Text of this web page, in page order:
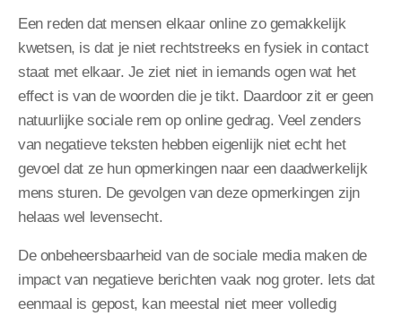
Een reden dat mensen elkaar online zo gemakkelijk
kwetsen, is dat je niet rechtstreeks en fysiek in contact
staat met elkaar. Je ziet niet in iemands ogen wat het
effect is van de woorden die je tikt. Daardoor zit er geen
natuurlijke sociale rem op online gedrag. Veel zenders
van negatieve teksten hebben eigenlijk niet echt het
gevoel dat ze hun opmerkingen naar een daadwerkelijk
mens sturen. De gevolgen van deze opmerkingen zijn
helaas wel levensecht.
De onbeheersbaarheid van de sociale media maken de
impact van negatieve berichten vaak nog groter. Iets dat
eenmaal is gepost, kan meestal niet meer volledig